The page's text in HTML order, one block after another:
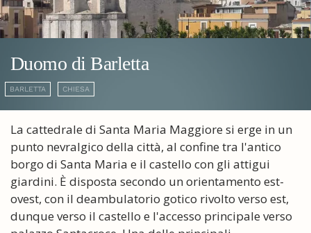
Duomo di Barletta
BARLETTA CHIESA
La cattedrale di Santa Maria Maggiore si erge in un
punto nevralgico della città, al confine tra l'antico
borgo di Santa Maria e il castello con gli attigui
giardini. È disposta secondo un orientamento est-
ovest, con il deambulatorio gotico rivolto verso est,
dunque verso il castello e l'accesso principale verso